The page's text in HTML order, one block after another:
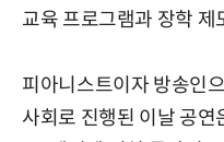
교육 프로그램과 장학 제
피아니스트이자 방송인
사회로 진행된 이날 공